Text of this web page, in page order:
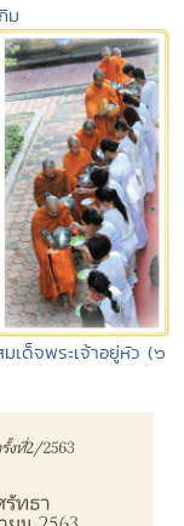
ม
เด็จพระเจ้าอยู่หัว (๖